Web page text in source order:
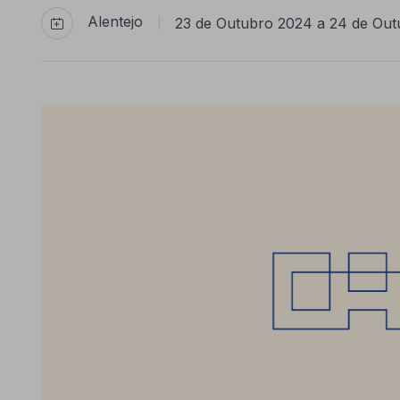
Alentejo 23 de Outubro 2024 a 24 de